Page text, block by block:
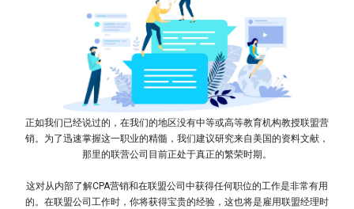
正如我们已经说过的，在我们的地区没有中等或高等教育机构教授联盟营
销。为了迅速掌握这一职业的精髓，我们建议研究来自美国的资料文献，
那里的联营公司目前正处于真正的繁荣时期。
这对从内部了解CPA营销和在联盟公司中获得任何职位的工作是非常有用
的。在联盟公司工作时，你将获得宝贵的经验，这也将是雇用联盟经理时